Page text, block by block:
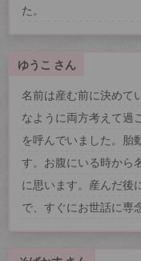
た。
ゆうこ さん
名前は産む前に決めて
なように両方考えて過
を呼んでいました。胎
す。お腹にいる時から
に思います。産んだ後
で、すぐにお世話に専